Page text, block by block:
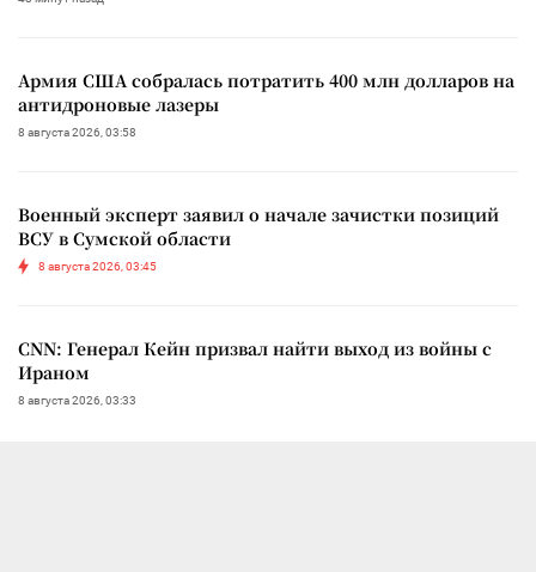
Армия США собралась потратить 400 млн долларов на
антидроновые лазеры
8 августа 2026, 03:58
Военный эксперт заявил о начале зачистки позиций
ВСУ в Сумской области
8 августа 2026, 03:45
CNN: Генерал Кейн призвал найти выход из войны с
Ираном
8 августа 2026, 03:33